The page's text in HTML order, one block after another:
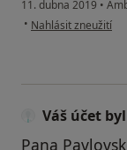
11. dubna 2019 •
• podle názoru
Nahlásit zneužití
Váš účet
Pana